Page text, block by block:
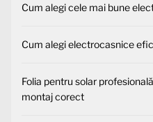
Cum alegi cele mai bune
Cum alegi electrocasnice
Folia pentru solar
montaj corect